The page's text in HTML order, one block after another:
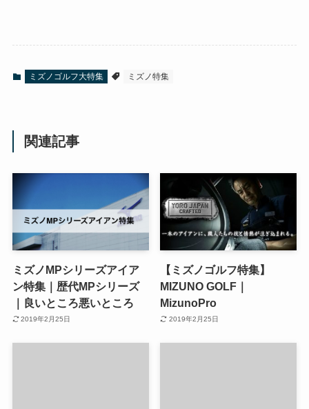
ミズノゴルフ大特集 ミズノ特集
関連記事
ミズノMPシリーズアイア
ン特集｜歴代MPシリーズ
｜良いところ悪いところ
2019年2月25日
【ミズノゴルフ特集】
MIZUNO GOLF｜
MizunoPro
2019年2月25日